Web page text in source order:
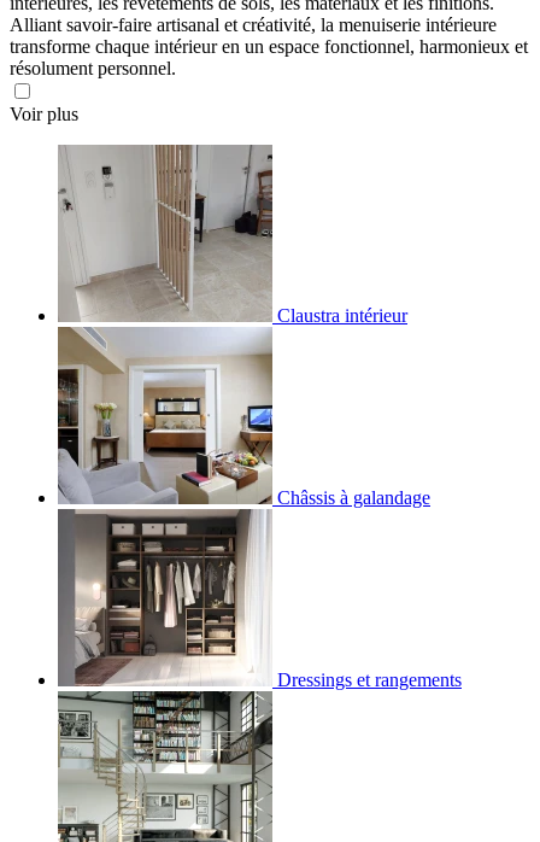
Alliant savoir-faire artisanal et créativité, la menuiserie intérieure
transforme chaque intérieur en un espace fonctionnel, harmonieux et
résolument personnel.
Voir plus
Claustra intérieur
Châssis à galandage
Dressings et rangements